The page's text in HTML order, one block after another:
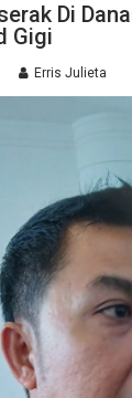
Di
Gigi
Erris Julieta